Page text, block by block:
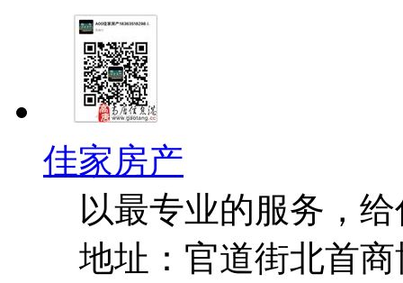
佳家房产
以最专业的服务，
地址：官道街北首